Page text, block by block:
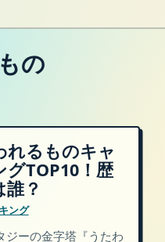
の
れるものキャ
TOP10！歴
？
ング
ジーの金字塔『うたわ